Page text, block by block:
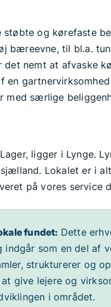
og kørefaste
bæreevne, til bl.a.
det nemt at afvaske
med særlige
ligger i Lynge.
Lokalet er i
på vores service
fundet: Dette
som en del af
strukturerer og
give lejere og
i området.